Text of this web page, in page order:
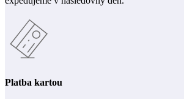
Platba kartou